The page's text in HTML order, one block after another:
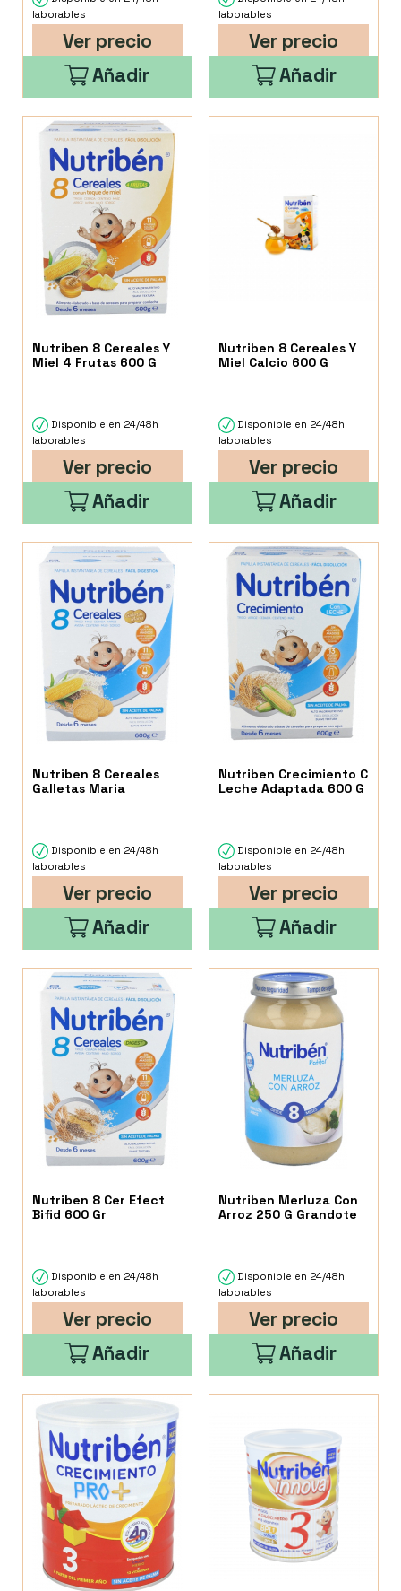
laborables
Ver precio
Añadir
laborables
Ver precio
Añadir
Nutriben 8 Cereales Y
Miel 4 Frutas 600 G
Disponible en 24/48h
laborables
Ver precio
Añadir
Nutriben 8 Cereales Y
Miel Calcio 600 G
Disponible en 24/48h
laborables
Ver precio
Añadir
Nutriben 8 Cereales
Galletas Maria
Disponible en 24/48h
laborables
Ver precio
Añadir
Nutriben Crecimiento C
Leche Adaptada 600 G
Disponible en 24/48h
laborables
Ver precio
Añadir
Nutriben 8 Cer Efect
Bifid 600 Gr
Disponible en 24/48h
laborables
Ver precio
Añadir
Nutriben Merluza Con
Arroz 250 G Grandote
Disponible en 24/48h
laborables
Ver precio
Añadir